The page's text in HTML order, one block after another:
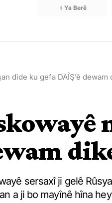
Ya Berê
dide ku gefa DAÎŞ’ê dewam
sersaxî ji gelê
a ji bo mayînê hîna